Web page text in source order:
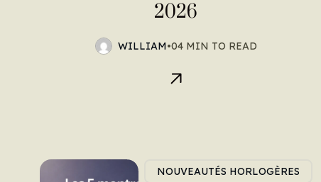
2026
WILLIAM•04 MIN TO READ
NOUVEAUTÉS HORLOGÈRES